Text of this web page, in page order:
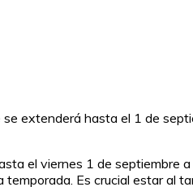
extenderá hasta el 1 de
el viernes 1 de septiembre
Es crucial estar al